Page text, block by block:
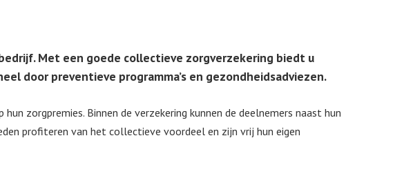
Met een goede collectieve zorgverzekering biedt u
door preventieve programma’s en gezondheidsadviezen.
zorgpremies. Binnen de verzekering kunnen de deelnemers naast hun
profiteren van het collectieve voordeel en zijn vrij hun eigen